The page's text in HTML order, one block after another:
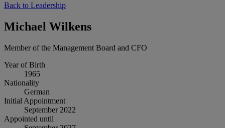
Back to Leadership
Michael Wilkens
Member of the Management Board and CFO
Year of Birth
1965
Nationality
German
Initial Appointment
September 2022
Appointed until